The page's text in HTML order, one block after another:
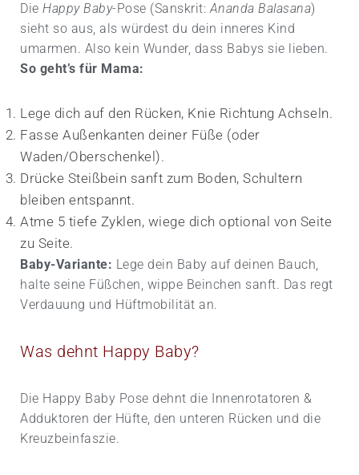
Die Happy Baby-Pose (Sanskrit:Ananda Balasana)
sieht so aus, als würdest du dein inneres Kind
umarmen. Also kein Wunder, dass Babys sie lieben.
So geht’s für Mama:
Lege dich auf den Rücken, Knie Richtung Achseln.
Fasse Außen­kanten deiner Füße (oder
Waden/Oberschenkel).
Drücke Steiß­bein sanft zum Boden, Schultern
bleiben entspannt.
Atme 5 tiefe Zyklen, wiege dich optional von Seite
zu Seite.
Baby-Variante: Lege dein Baby auf deinen Bauch,
halte seine Füßchen, wippe Beinchen sanft. Das regt
Verdauung und Hüftmobilität an.
Was dehnt Happy Baby?
Die Happy Baby Pose dehnt die Innenrotatoren &
Adduktoren der Hüfte, den unteren Rücken und die
Kreuzbeinfaszie.